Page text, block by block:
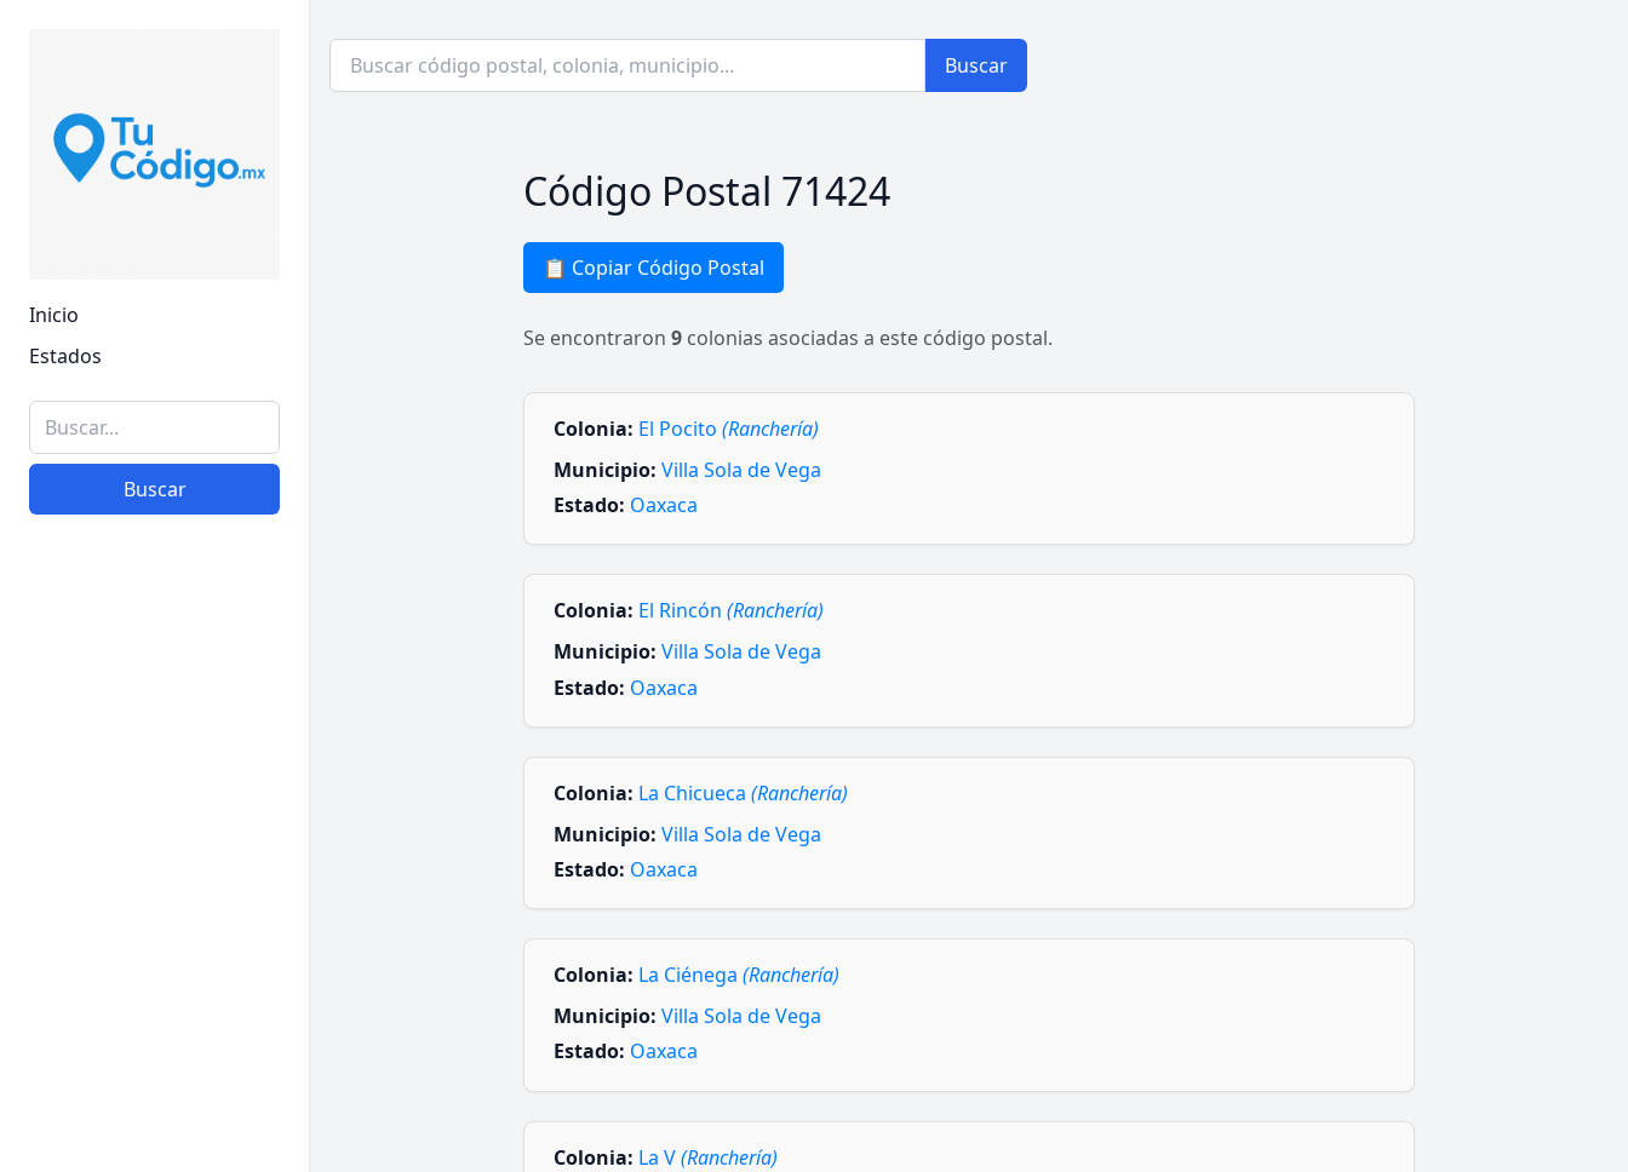
Inicio
Estados
Buscar
Buscar
Código Postal 71424
📋 Copiar Código Postal
Se encontraron 9 colonias asociadas a este código postal.
Colonia: El Pocito (Ranchería)
Municipio: Villa Sola de Vega
Estado: Oaxaca
Colonia: El Rincón (Ranchería)
Municipio: Villa Sola de Vega
Estado: Oaxaca
Colonia: La Chicueca (Ranchería)
Municipio: Villa Sola de Vega
Estado: Oaxaca
Colonia: La Ciénega (Ranchería)
Municipio: Villa Sola de Vega
Estado: Oaxaca
Colonia: La V(Ranchería)